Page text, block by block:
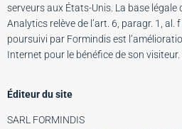
serveurs aux États-Unis. La base légale
Analytics relève de l’art. 6, paragr. 1, al.
poursuivi par Formindis est
Internet pour le bénéfice de son visiteur.
Éditeur du site
SARL FORMINDIS